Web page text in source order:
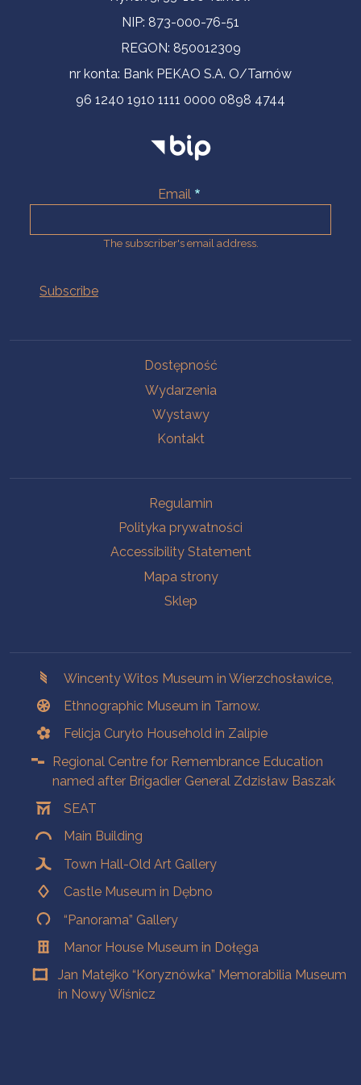
NIP: 873-000-76-51
REGON: 850012309
nr konta: Bank PEKAO S.A. O/Tarnów
96 1240 1910 1111 0000 0898 4744
Email
The subscriber's email address.
Dostępność
Wydarzenia
Wystawy
Kontakt
Regulamin
Polityka prywatności
Accessibility Statement
Mapa strony
Sklep
Wincenty Witos Museum in Wierzchosławice,
Ethnographic Museum in Tarnow.
Felicja Curyło Household in Zalipie
Regional Centre for Remembrance Education
named after Brigadier General Zdzisław Baszak
SEAT
Main Building
Town Hall-Old Art Gallery
Castle Museum in Dębno
“Panorama” Gallery
Manor House Museum in Dołęga
Jan Matejko “Koryznówka” Memorabilia Museum
in Nowy Wiśnicz